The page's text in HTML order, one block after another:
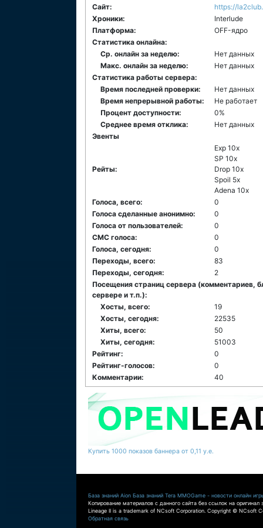
Сайт:
https://
Хроники:
Interlude
Платформа:
ОFF-ядро
Статистика онлайна:
Ср. онлайн за неделю:
Нет данных
Макс. онлайн за неделю:
Нет данных
Статистика работы сервера:
Время последней проверки:
Нет данных
Время непрерывной работы:
Не работает
Процент доступности:
0%
Среднее время отклика:
Нет данных
Эвенты
Рейты:
Exp 10x
SP 10x
Drop 10x
Spoil 5x
Adena 10x
Голоса, всего:
0
Голоса сделанные анонимно:
0
Голоса от пользователей:
0
СМС голоса:
0
Голоса, сегодня:
0
Переходы, всего:
83
Переходы, сегодня:
2
Посещения страниц сервера (комментариев,
сервере и т.п.):
Хосты, всего:
19
Хосты, сегодня:
22535
Хиты, всего:
50
Хиты, сегодня:
51003
Рейтинг:
0
Рейтинг-голосов:
0
Комментарии:
40
Купить 1000 показов баннера от 0,11 у.е.
База знаний Aion База знаний Tera MMOGame - новости онлайн
Копирование материалов с данного сайта без ссылок на оригинал
Lineage II is a trademark of NCsoft Corporation. Copyright © NCsoft
Обратная связь